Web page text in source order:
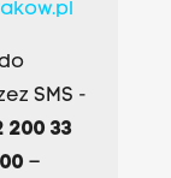
SMS -
200 33
–